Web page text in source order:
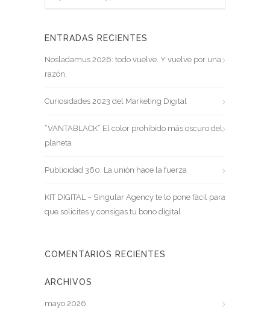
ENTRADAS RECIENTES
Nosladamus 2026: todo vuelve. Y vuelve por una
razón.
Curiosidades 2023 del Marketing Digital
“VANTABLACK” El color prohibido más oscuro del
planeta
Publicidad 360: La unión hace la fuerza
KIT DIGITAL – Singular Agency te lo pone fácil para
que solicites y consigas tu bono digital
COMENTARIOS RECIENTES
ARCHIVOS
mayo 2026